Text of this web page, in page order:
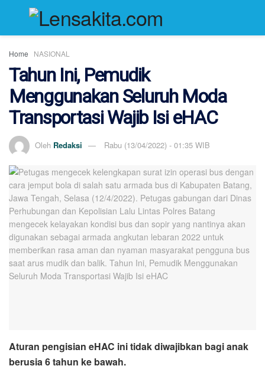
Home NASIONAL
Tahun Ini, Pemudik
Menggunakan Seluruh Moda
Transportasi Wajib Isi eHAC
Oleh Redaksi Rabu (13/04/2022) - 01:35 WIB
Aturan pengisian eHAC ini tidak diwajibkan bagi anak
berusia 6 tahun ke bawah.